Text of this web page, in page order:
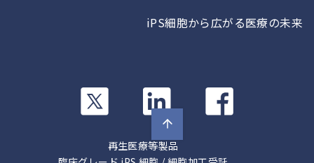
iPS細胞から広がる医療の未来
カ
リ
ム
ン
再生医療等製品